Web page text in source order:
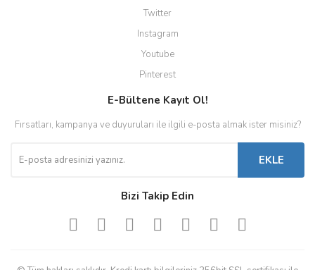
Twitter
Instagram
Youtube
Pinterest
E-Bültene Kayıt Ol!
Fırsatları, kampanya ve duyuruları ile ilgili e-posta almak ister misiniz?
EKLE
Bizi Takip Edin